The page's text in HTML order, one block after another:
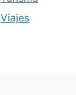
Viajes